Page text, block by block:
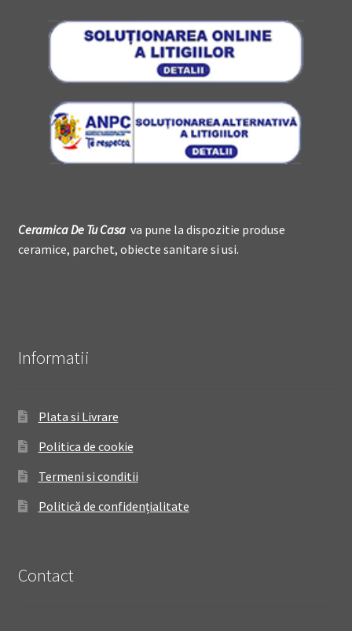
Ceramica DeTu Casava pune la dispozitie produse
ceramice, parchet, obiecte sanitare si usi.
Informatii
Plata si Livrare
Politica de cookie
Termeni si conditii
Politică de confidențialitate
Contact